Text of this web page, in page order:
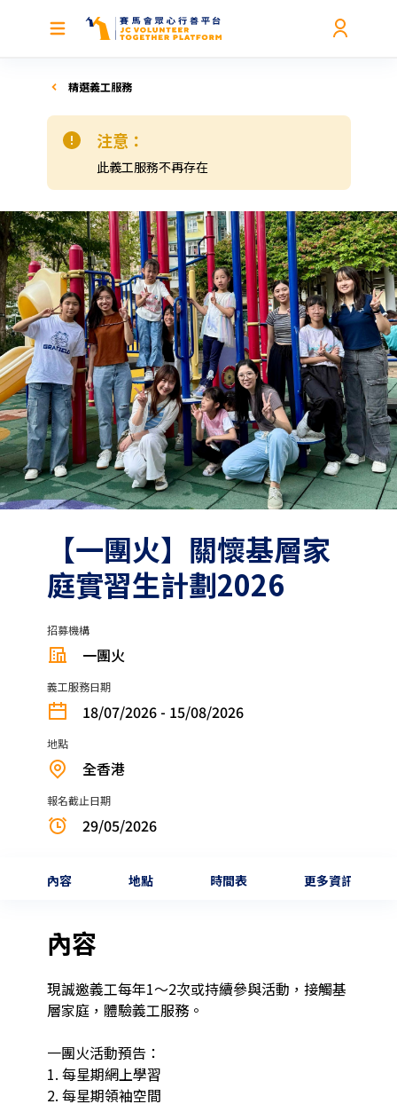
精選義工服務
注意：
此義工服務不再存在
【一團火】關懷基層家
庭實習生計劃2026
招募機構
一團火
義工服務日期
18/07/2026 - 15/08/2026
地點
全香港
報名截止日期
29/05/2026
內容 地點 時間表 更多資訊
內容
現誠邀義工每年1～2次或持續參與活動，接觸基
層家庭，體驗義工服務。
一團火活動預告：
1. 每星期網上學習
2. 每星期領袖空間